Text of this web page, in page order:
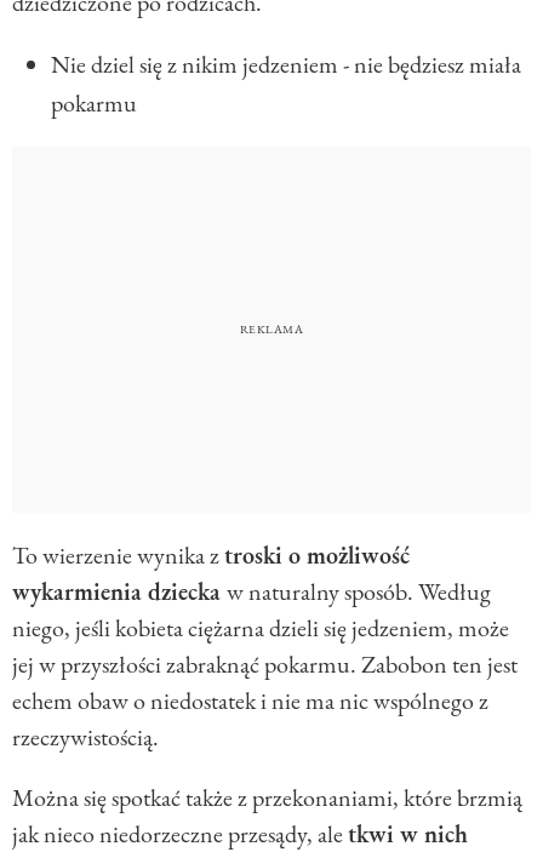
Nie dziel się z nikim jedzeniem - nie będziesz miała
pokarmu
To wierzenie wynika ztroski o możliwość
wykarmienia dzieckaw naturalny sposób. Według
niego, jeśli kobieta ciężarna dzieli się jedzeniem, może
jej w przyszłości zabraknąć pokarmu. Zabobon ten jest
echem obaw o niedostatek i nie ma nic wspólnego z
rzeczywistością.
Można się spotkać także z przekonaniami, które brzmią
jak nieco niedorzeczne przesądy, aletkwi w nich